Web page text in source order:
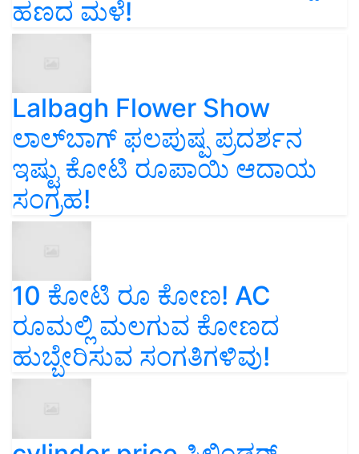
ಹಣದ ಮಳೆ!
Lalbagh Flower Show
ಲಾಲ್‌ಬಾಗ್ ಫಲಪುಷ್ಪ ಪ್ರದರ್ಶನ
ಇಷ್ಟು ಕೋಟಿ ರೂಪಾಯಿ ಆದಾಯ
ಸಂಗ್ರಹ!
10 ಕೋಟಿ ರೂ ಕೋಣ! AC
ರೂಮಲ್ಲಿ ಮಲಗುವ ಕೋಣದ
ಹುಬ್ಬೇರಿಸುವ ಸಂಗತಿಗಳಿವು!